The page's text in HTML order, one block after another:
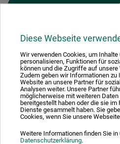
Diese Webseite
Wir verwenden Cookies, um Inhalte
personalisieren, Funktionen für
können und die Zugriffe auf unsere
Zudem geben wir Informationen zu
Website an unsere Partner für
Analysen weiter. Unsere Partner
möglicherweise mit weiteren
bereitgestellt haben oder die sie im
Dienste gesammelt haben. Sie
Cookies, wenn Sie unsere
Weitere Informationen finden Sie in
Datenschutzerklärung.
1